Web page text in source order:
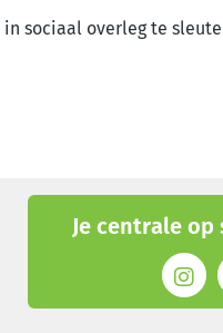
in sociaal overleg te
Je centrale